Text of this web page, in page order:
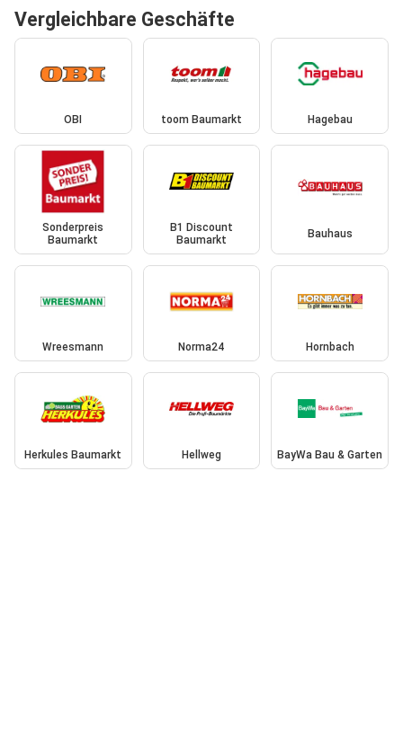
Vergleichbare Geschäfte
OBI toom Baumarkt Hagebau
Sonderpreis
Baumarkt
B1 Discount
Baumarkt
Bauhaus
Wreesmann Norma24 Hornbach
Herkules Baumarkt Hellweg BayWa Bau & Garten